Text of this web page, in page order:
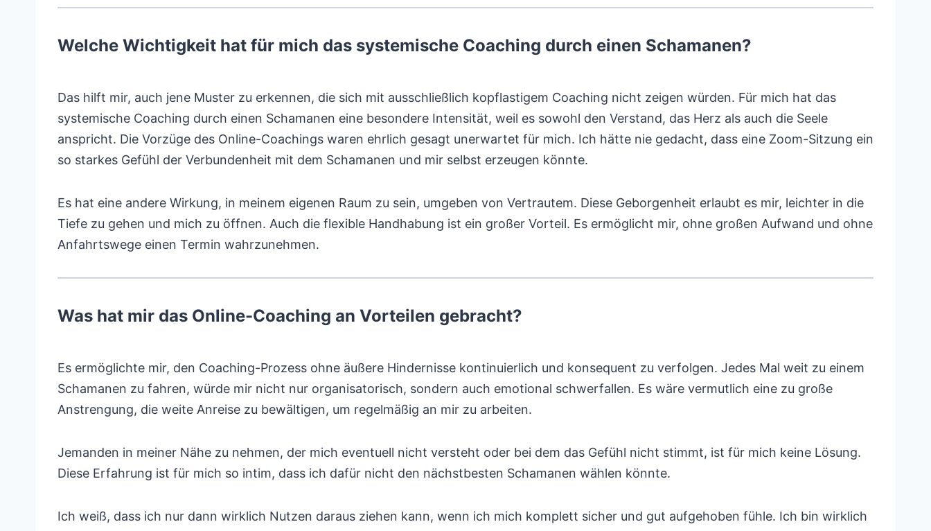
Welche Wichtigkeit hat für mich das systemische Coaching durch einen Schamanen?
Das hilft mir, auch jene Muster zu erkennen, die sich mit ausschließlich kopflastigem Coaching nicht zeigen würden. Für mich hat das
systemische Coaching durch einen Schamanen eine besondere Intensität, weil es sowohl den Verstand, das Herz als auch die Seele
anspricht. Die Vorzüge des Online-Coachings waren ehrlich gesagt unerwartet für mich. Ich hätte nie gedacht, dass eine Zoom-Sitzung ein
so starkes Gefühl der Verbundenheit mit dem Schamanen und mir selbst erzeugen könnte.
Es hat eine andere Wirkung, in meinem eigenen Raum zu sein, umgeben von Vertrautem. Diese Geborgenheit erlaubt es mir, leichter in die
Tiefe zu gehen und mich zu öffnen. Auch die flexible Handhabung ist ein großer Vorteil. Es ermöglicht mir, ohne großen Aufwand und ohne
Anfahrtswege einen Termin wahrzunehmen.
Was hat mir das Online-Coaching an Vorteilen gebracht?
Es ermöglichte mir, den Coaching-Prozess ohne äußere Hindernisse kontinuierlich und konsequent zu verfolgen. Jedes Mal weit zu einem
Schamanen zu fahren, würde mir nicht nur organisatorisch, sondern auch emotional schwerfallen. Es wäre vermutlich eine zu große
Anstrengung, die weite Anreise zu bewältigen, um regelmäßig an mir zu arbeiten.
Jemanden in meiner Nähe zu nehmen, der mich eventuell nicht versteht oder bei dem das Gefühl nicht stimmt, ist für mich keine Lösung.
Diese Erfahrung ist für mich so intim, dass ich dafür nicht den nächstbesten Schamanen wählen könnte.
Ich weiß, dass ich nur dann wirklich Nutzen daraus ziehen kann, wenn ich mich komplett sicher und gut aufgehoben fühle. Ich bin wirklich